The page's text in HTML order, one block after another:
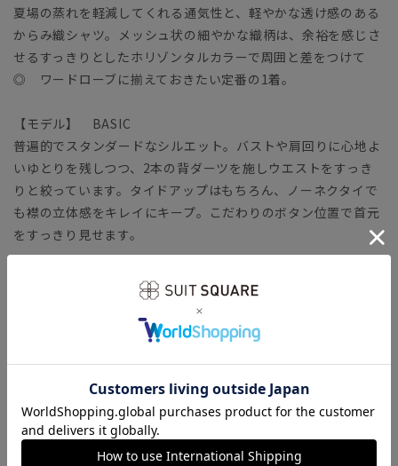
夏場の蒸れを軽減してくれる通気性と、軽やかな透け感のある
からみ織シャツ。メッシュ状の細やかな織柄は、余裕を感じさ
せるすっきりとしたホリゾンタルカラーで周囲と差をつけて
◎ ワードローブに揃えておきたい定番の1着。
【モデル】 BASIC
普遍的でスタンダードなシルエット。バストや肩回りに心地よ
いゆとりを残しつつ、2本の背ダーツを施しウエストをすっき
りと絞っています。タイドアップはもちろん、ノーネクタイで
も襟の立体感をキレイにキープ。こだわりのボタン位置で首元
をすっきり見せます。
上質コットンにポリエステル糸をやや多めにブレンドした、サ
ラッとした生地。パリッとした硬さを解消し、しなやか＆柔ら
かな風合いを獲得しています。
NON IRON STRETCH（ノンアイロンストレッチ）／アイロン
掛け不要で、さらに高い伸縮性が加わりました。コットンのソ
フトな風合いはそのままにポリエステルをブレンドして強度も